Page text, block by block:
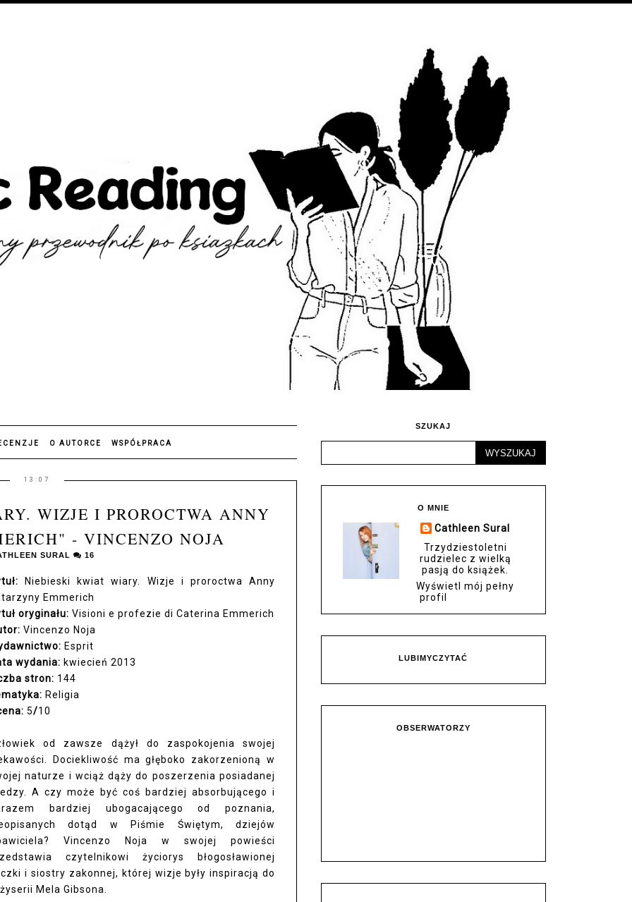
O AUTORCE WSPÓŁPRACA
13:07
WIZJE I PROROCTWA ANNY
- VINCENZO NOJA
SURAL 16
Niebieski kwiat wiary. Wizje i proroctwa Anny
Emmerich
oryginału: Visioni e profezie di Caterina Emmerich
Vincenzo Noja
Esprit
wydania: kwiecień 2013
stron: 144
Religia
5/10
od zawsze dążył do zaspokojenia swojej
Dociekliwość ma głęboko zakorzenioną w
naturze i wciąż dąży do poszerzenia posiadanej
A czy może być coś bardziej absorbującego i
bardziej ubogacającego od poznania,
dotąd w Piśmie Świętym, dziejów
Vincenzo Noja w swojej powieści
czytelnikowi życiorys błogosławionej
i siostry zakonnej, której wizje były inspiracją do
Mela Gibsona.
SZUKAJ
O MNIE
Cathleen Sural
Trzydziestoletni
rudzielec z wielką
pasją do książek.
Wyświetl mój pełny
profil
LUBIMYCZYTAĆ
OBSERWATORZY